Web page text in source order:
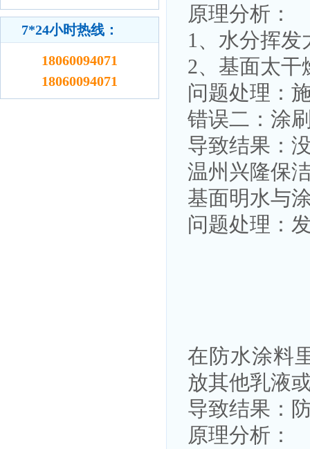
7*24小时热线：
18060094071
18060094071
原理分析：
1、水分挥
2、基面太干
问题处理：
错误二：涂
导致结果：
温州兴隆保
基面明水与
问题处理：
在防水涂料
放其他乳液
导致结果：
原理分析：